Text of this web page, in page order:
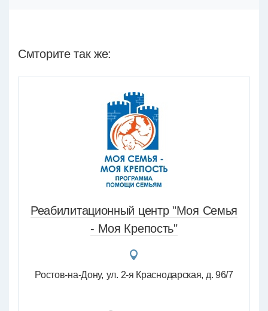
Смторите так же:
Реабилитационный центр "Моя Семья
- Моя Крепость"
Ростов-на-Дону ул. 2-я Краснодарская, д. 96/7